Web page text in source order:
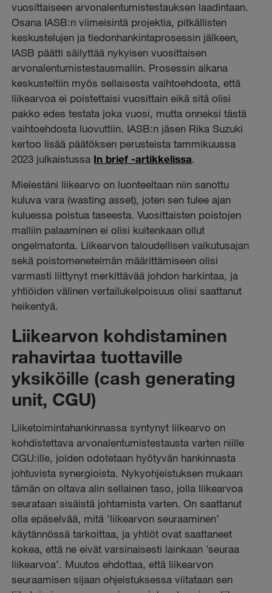
vuosittaiseen arvonalentumistestauksen laadintaan.
Osana IASB:n viimeisintä projektia, pitkällisten
keskustelujen ja tiedonhankintaprosessin jälkeen,
IASB päätti säilyttää nykyisen vuosittaisen
arvonalentumistestausmallin. Prosessin aikana
keskusteltiin myös sellaisesta vaihtoehdosta, että
liikearvoa ei poistettaisi vuosittain eikä sitä olisi
pakko edes testata joka vuosi, mutta onneksi tästä
vaihtoehdosta luovuttiin. IASB:n jäsen Rika Suzuki
kertoo lisää päätöksen perusteista tammikuussa
2023 julkaistussa In brief -artikkelissa.
Mielestäni liikearvo on luonteeltaan niin sanottu
kuluva vara (wasting asset), joten sen tulee ajan
kuluessa poistua taseesta. Vuosittaisten poistojen
malliin palaaminen ei olisi kuitenkaan ollut
ongelmatonta. Liikearvon taloudellisen vaikutusajan
sekä poistomenetelmän määrittämiseen olisi
varmasti liittynyt merkittävää johdon harkintaa, ja
yhtiöiden välinen vertailukelpoisuus olisi saattanut
heikentyä.
Liikearvon kohdistaminen
rahavirtaa tuottaville
yksiköille (cash generating
unit, CGU)
Liiketoimintahankinnassa syntynyt liikearvo on
kohdistettava arvonalentumistestausta varten niille
CGU:ille, joiden odotetaan hyötyvän hankinnasta
johtuvista synergioista. Nykyohjeistuksen mukaan
tämän on oltava alin sellainen taso, jolla liikearvoa
seurataan sisäistä johtamista varten. On saattanut
olla epäselvää, mitä ’liikearvon seuraaminen’
käytännössä tarkoittaa, ja yhtiöt ovat saattaneet
kokea, että ne eivät varsinaisesti lainkaan ’seuraa
liikearvoa’. Muutos ehdottaa, että liikearvon
seuraamisen sijaan ohjeistuksessa viitataan sen